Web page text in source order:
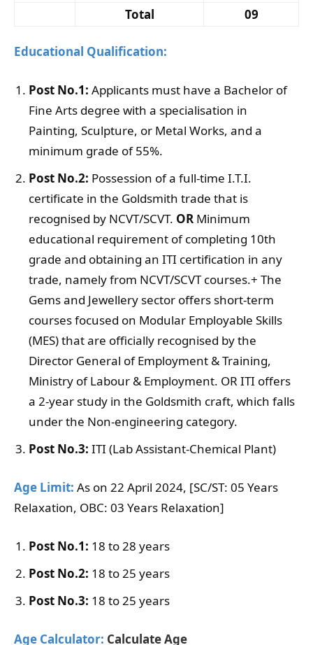
Total
09
Educational Qualification:
Post No.1: Applicants must have a Bachelor of
Fine Arts degree with a specialisation in
Painting, Sculpture, or Metal Works, and a
minimum grade of 55%.
Post No.2: Possession of a full-time I.T.I.
certificate in the Goldsmith trade that is
recognised by NCVT/SCVT. OR Minimum
educational requirement of completing 10th
grade and obtaining an ITI certification in any
trade, namely from NCVT/SCVT courses.+ The
Gems and Jewellery sector offers short-term
courses focused on Modular Employable Skills
(MES) that are officially recognised by the
Director General of Employment & Training,
Ministry of Labour & Employment. OR ITI offers
a 2-year study in the Goldsmith craft, which falls
under the Non-engineering category.
Post No.3: ITI (Lab Assistant-Chemical Plant)
Age Limit: As on 22 April 2024, [SC/ST: 05 Years
Relaxation, OBC: 03 Years Relaxation]
Post No.1: 18 to 28 years
Post No.2: 18 to 25 years
Post No.3: 18 to 25 years
Age Calculator: Calculate Age